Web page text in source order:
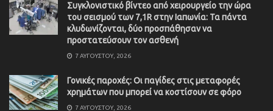
Συγκλονιστικό βίντεο από χειρουργείο την ώρα
του σεισμού των 7,1R στην Ιαπωνία: Τα πάντα
κλυδωνίζονται, δύο προσπάθησαν να
προστατεύσουν τον ασθενή
7 ΑΥΓΟΎΣΤΟΥ, 2026
Γονικές παροχές: Οι παγίδες στις μεταφορές
χρημάτων που μπορεί να κοστίσουν σε φόρο
7 ΑΥΓΟΎΣΤΟΥ, 2026